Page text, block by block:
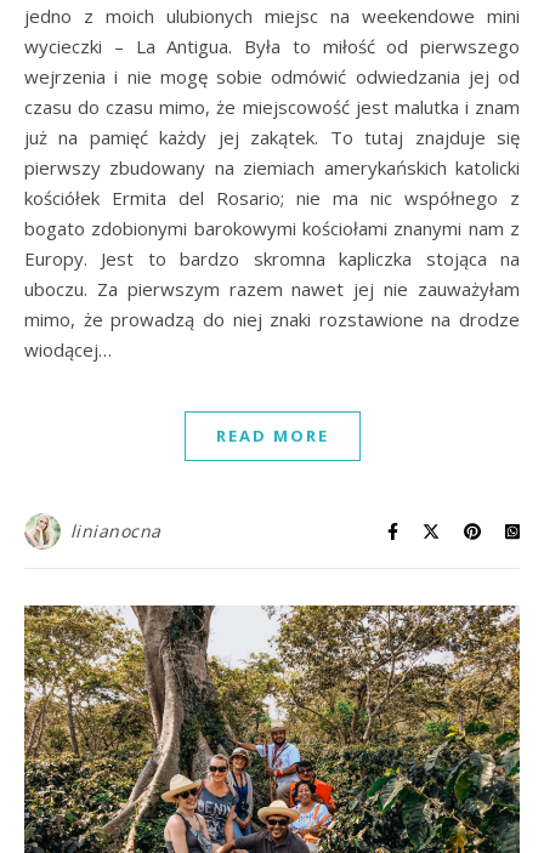
jedno z moich ulubionych miejsc na weekendowe mini
wycieczki – La Antigua. Była to miłość od pierwszego
wejrzenia i nie mogę sobie odmówić odwiedzania jej od
czasu do czasu mimo, że miejscowość jest malutka i znam
już na pamięć każdy jej zakątek. To tutaj znajduje się
pierwszy zbudowany na ziemiach amerykańskich katolicki
kościółek Ermita del Rosario; nie ma nic współnego z
bogato zdobionymi barokowymi kościołami znanymi nam z
Europy. Jest to bardzo skromna kapliczka stojąca na
uboczu. Za pierwszym razem nawet jej nie zauważyłam
mimo, że prowadzą do niej znaki rozstawione na drodze
wiodącej…
READ MORE
linianocna